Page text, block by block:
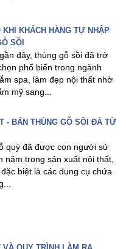
KHI KHÁCH HÀNG TỰ NHẬP
SỒI
đây, thùng gỗ sồi đã trở
phổ biến trong ngành
spa, làm đẹp nội thất nhờ
mỹ sang...
- BÁN THÙNG GỖ SỒI ĐÁ TỪ
quý đã được con người sử
năm trong sản xuất nội thất,
biệt là các dụng cụ chứa